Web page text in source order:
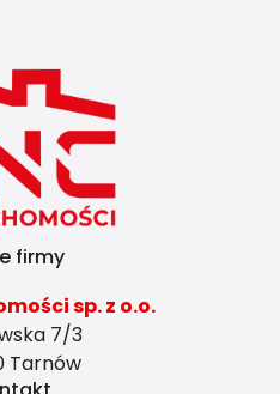
firmy
sp. z o.o.
7/3
Tarnów